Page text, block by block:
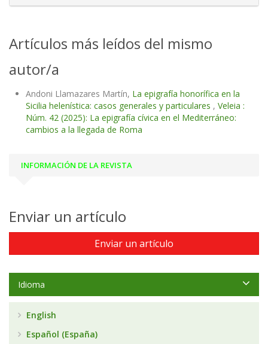
Artículos más leídos del mismo
autor/a
Andoni Llamazares Martín, La epigrafía honorífica en la
Sicilia helenística: casos generales y particulares , Veleia :
Núm. 42 (2025): La epigrafía cívica en el Mediterráneo:
cambios a la llegada de Roma
INFORMACIÓN DE LA REVISTA
Enviar un artículo
Enviar un artículo
Idioma
English
Español (España)